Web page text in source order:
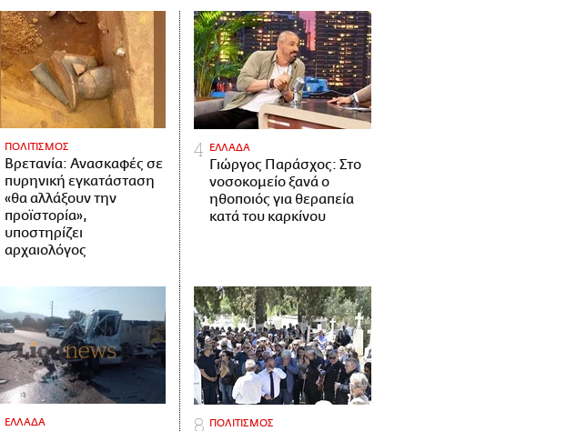
ΠΟΛΙΤΙΣΜΟΣ
Βρετανία: Ανασκαφές σε
πυρηνική εγκατάσταση
«θα αλλάξουν την
προϊστορία»,
υποστηρίζει
αρχαιολόγος
ΕΛΛΑΔΑ
Γιώργος Παράσχος: Στο
νοσοκομείο ξανά ο
ηθοποιός για θεραπεία
κατά του καρκίνου
ΕΛΛΑΔΑ ΠΟΛΙΤΙΣΜΟΣ